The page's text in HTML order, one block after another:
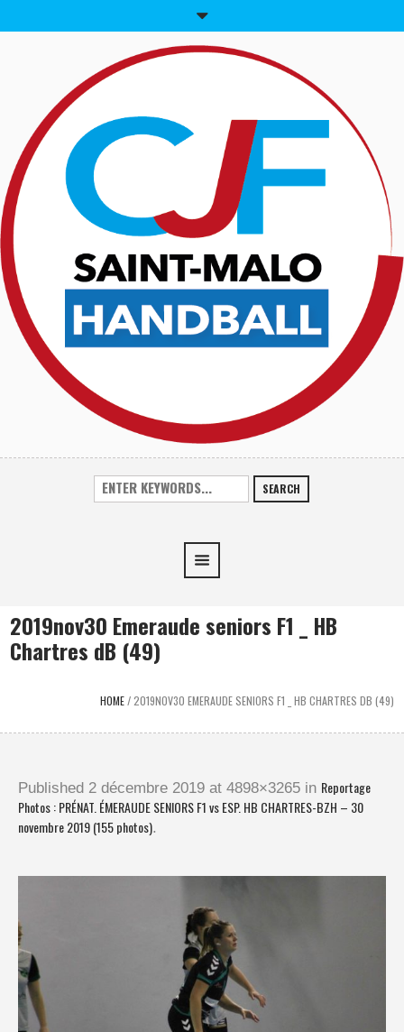
SEARCH
2019nov30 Emeraude seniors F1 _ HB
Chartres dB (49)
HOME/2019NOV30 EMERAUDE SENIORS F1 _ HB CHARTRES DB (49)
Published 2 décembre 2019 at 4898×3265 in Reportage
Photos : PRÉNAT. ÉMERAUDE SENIORS F1 vs ESP. HB CHARTRES-BZH – 30
novembre 2019 (155 photos).